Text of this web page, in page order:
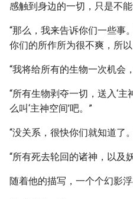
感触到身边的一切，只是不能
“那么，我来告诉你们一些事
你们的所作所为很不爽，所以
“我将给所有的生物一次机会
“所有生物剥夺一切，送入‘
么叫‘主神空间’吧。”
“没关系，很快你们就知道了
“所有死去轮回的诸神，以及
随着他的描写，一个个幻影